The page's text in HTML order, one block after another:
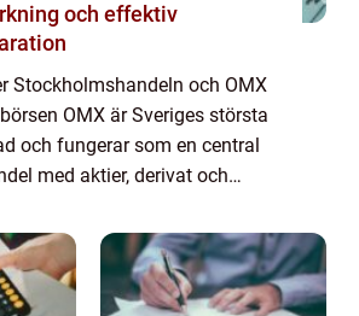
och effektiv
Stockholmshandeln och OMX
OMX är Sveriges största
och fungerar som en central
med aktier, derivat och
sedan dess blivit en viktig hu...